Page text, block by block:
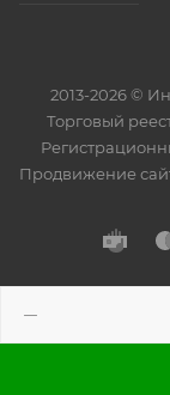
2013-2026 ©
Торговый
Продвижение